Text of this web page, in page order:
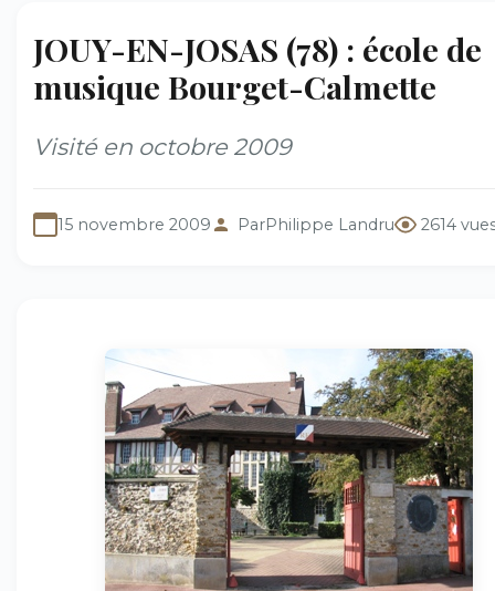
JOUY-EN-JOSAS (78) : école de
musique Bourget-Calmette
Visité en octobre 2009
15 novembre 2009 ParPhilippe Landru 2614